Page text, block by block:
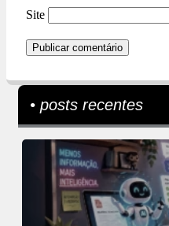
Site
• posts recentes